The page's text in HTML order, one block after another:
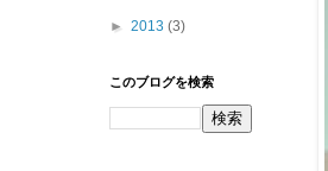
► 2013 (3)
このブログを検索